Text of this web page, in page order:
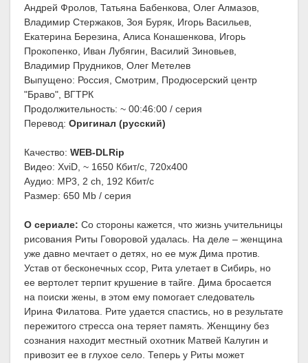
Андрей Фролов, Татьяна Бабенкова, Олег Алмазов,
Владимир Стержаков, Зоя Буряк, Игорь Васильев,
Екатерина Березина, Алиса Конашенкова, Игорь
Прокопенко, Иван Лубягин, Василий Зиновьев,
Владимир Прудников, Олег Метелев
Выпущено: Россия, Смотрим, Продюсерский центр
"Браво", ВГТРК
Продолжительность: ~ 00:46:00 / серия
Перевод: Оригинал (русский)
Качество: WEB-DLRip
Видео: XviD, ~ 1650 Кбит/с, 720x400
Аудио: MP3, 2 ch, 192 Кбит/с
Размер: 650 Mb / серия
О сериале: Со стороны кажется, что жизнь учительницы
рисования Риты Говоровой удалась. На деле – женщина
уже давно мечтает о детях, но ее муж Дима против.
Устав от бесконечных ссор, Рита улетает в Сибирь, но
ее вертолет терпит крушение в тайге. Дима бросается
на поиски жены, в этом ему помогает следователь
Ирина Филатова. Рите удается спастись, но в результате
пережитого стресса она теряет память. Женщину без
сознания находит местный охотник Матвей Калугин и
привозит ее в глухое село. Теперь у Риты может